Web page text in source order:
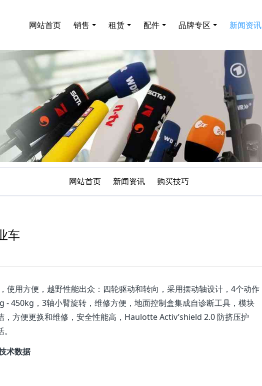
网站首页 销售 租赁 配件 品牌专区 新闻资讯
网站首页 新闻资讯 购买技巧
车
使用方便，越野性能出众：四轮驱动和转向，采用摆动轴设计，4个动作
- 450kg，3轴小臂旋转，维修方便，地面控制盒集成自诊断工具，模块
方便更换和维修，安全性能高，Haulotte Activ’shield 2.0 防挤压护
术数据